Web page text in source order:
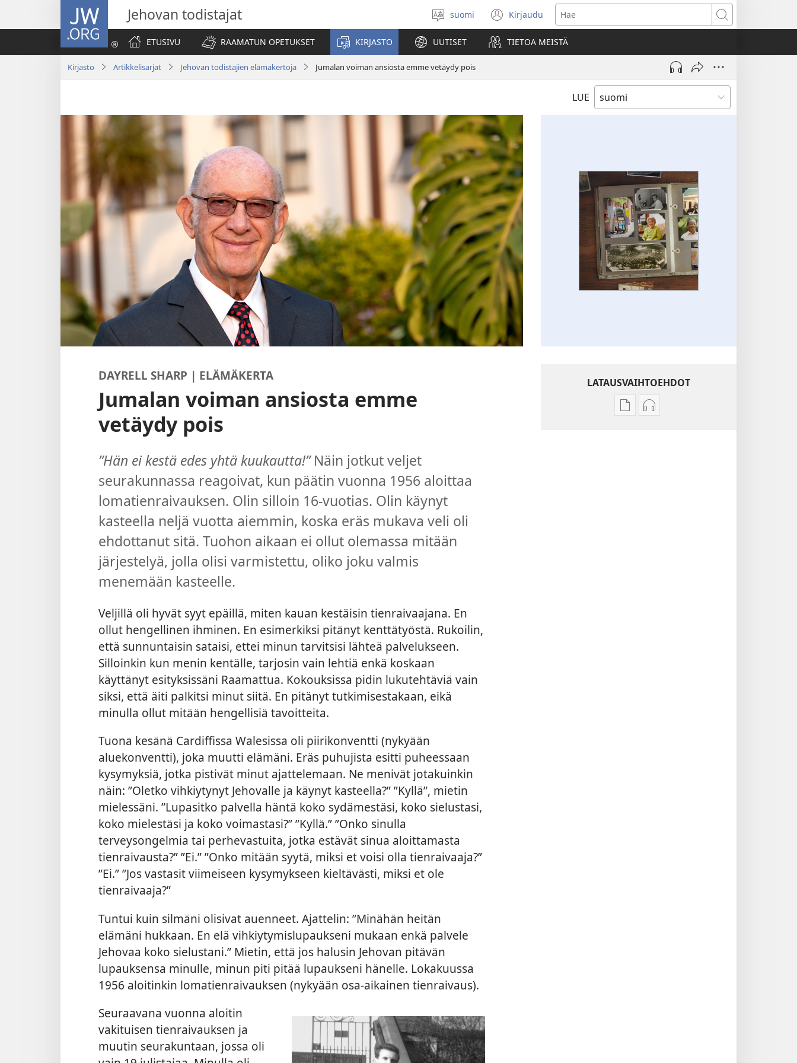
JW.ORG Jehovan todistajat
Valitse
kieli
suomi Kirjaudu
(avaa
uuden
ikkunan)
Hae
ETUSIVU
RAAMATUN OPETUKSET KIRJASTO UUTISET TIETOA MEISTÄ
Kirjasto Artikkelisarjat Jehovan todistajien elämäkertoja Jumalan voiman ansiosta emme vetäydy pois
LUE
DAYRELL SHARP | ELÄMÄKERTA
Jumalan voiman ansiosta emme
vetäydy pois
”Hän ei kestä edes yhtä kuukautta!”Näin jotkut veljet
seurakunnassa reagoivat, kun päätin vuonna 1956 aloittaa
lomatienraivauksen. Olin silloin 16-vuotias. Olin käynyt
kasteella neljä vuotta aiemmin, koska eräs mukava veli oli
ehdottanut sitä. Tuohon aikaan ei ollut olemassa mitään
järjestelyä, jolla olisi varmistettu, oliko joku valmis
menemään kasteelle.
Veljillä oli hyvät syyt epäillä, miten kauan kestäisin tienraivaajana. En
ollut hengellinen ihminen. En esimerkiksi pitänyt kenttätyöstä. Rukoilin,
että sunnuntaisin sataisi, ettei minun tarvitsisi lähteä palvelukseen.
Silloinkin kun menin kentälle, tarjosin vain lehtiä enkä koskaan
käyttänyt esityksissäni Raamattua. Kokouksissa pidin lukutehtäviä vain
siksi, että äiti palkitsi minut siitä. En pitänyt tutkimisestakaan, eikä
minulla ollut mitään hengellisiä tavoitteita.
Tuona kesänä Cardiffissa Walesissa oli piirikonventti (nykyään
aluekonventti), joka muutti elämäni. Eräs puhujista esitti puheessaan
kysymyksiä, jotka pistivät minut ajattelemaan. Ne menivät jotakuinkin
näin: ”Oletko vihkiytynyt Jehovalle ja käynyt kasteella?” ”Kyllä”, mietin
mielessäni. ”Lupasitko palvella häntä koko sydämestäsi, koko sielustasi,
koko mielestäsi ja koko voimastasi?” ”Kyllä.” ”Onko sinulla
terveysongelmia tai perhevastuita, jotka estävät sinua aloittamasta
tienraivausta?” ”Ei.” ”Onko mitään syytä, miksi et voisi olla tienraivaaja?”
”Ei.” ”Jos vastasit viimeiseen kysymykseen kieltävästi, miksi et ole
tienraivaaja?”
Tuntui kuin silmäni olisivat auenneet. Ajattelin: ”Minähän heitän
elämäni hukkaan. En elä vihkiytymislupaukseni mukaan enkä palvele
Jehovaa koko sielustani.” Mietin, että jos halusin Jehovan pitävän
lupauksensa minulle, minun piti pitää lupaukseni hänelle. Lokakuussa
1956 aloitinkin lomatienraivauksen (nykyään osa-aikainen tienraivaus).
Seuraavana vuonna aloitin
vakituisen tienraivauksen ja
muutin seurakuntaan, jossa oli
LATAUSVAIHTOEHDOT
JulkaisujenÄänitteiden